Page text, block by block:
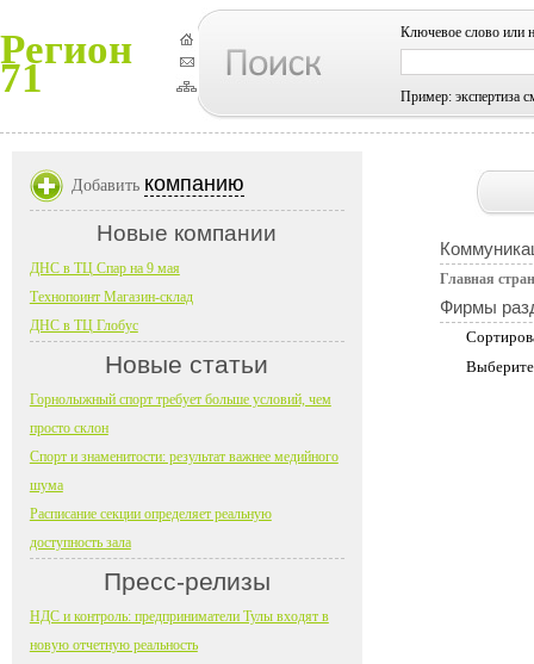
Регион
71
Ключевое слово или
Пример: экспертиза
Главная
Фирмы
Добавить компанию
Новые компании
ДНС в ТЦ Спар на 9 мая
Технопоинт Магазин-склад
ДНС в ТЦ Глобус
Новые статьи
Горнолыжный спорт требует больше условий, чем
просто склон
Спорт и знаменитости: результат важнее медийного
шума
Расписание секции определяет реальную
доступность зала
Пресс-релизы
НДС и контроль: предприниматели Тулы входят в
новую отчетную реальность